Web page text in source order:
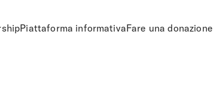
Piattaforma informativaFare una donazione